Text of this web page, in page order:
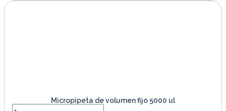
Micropipeta de volumen fijo 5000 ul